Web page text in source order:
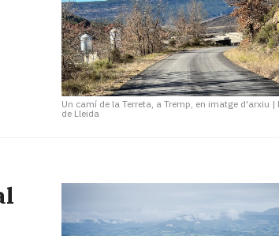
Un camí de la Terreta, a Tremp, en imatge d'arxiu |
de Lleida